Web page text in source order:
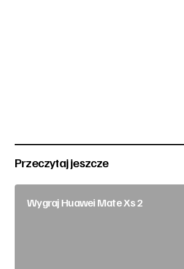
Przeczytaj jeszcze
Wygraj Huawei Mate Xs 2